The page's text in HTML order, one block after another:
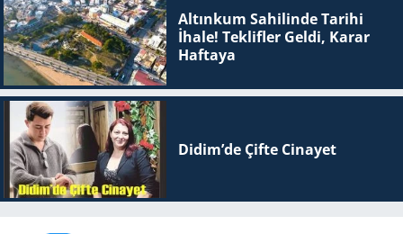
Altınkum Sahilinde Tarihi
İhale! Teklifler Geldi, Karar
Haftaya
Didim’de Çifte Ci­na­yet